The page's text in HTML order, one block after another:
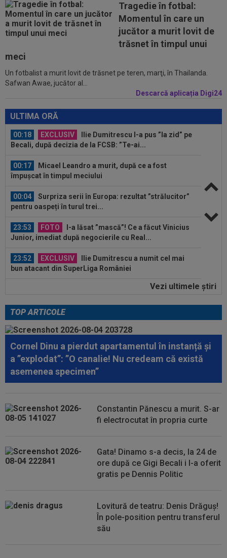
Tragedie în fotbal:
Momentul în care un
jucător a murit lovit de
trăsnet în timpul unui
meci
Un fotbalist a murit lovit de trăsnet pe teren, marţi, în Thailanda.
Safwan Awae, jucător al...
Descarcă aplicația Digi24
ULTIMA ORĂ
23:52 EXCLUSIV
Ilie Dumitrescu a numit cel mai
bun atacant din SuperLiga României
Surpriza din preliminariile Champions League
le-a rupt seria de victorii...
00:22 EXCLUSIV Dan Petrescu s-a decis
00:18 EXCLUSIV
Ilie Dumitrescu l-a pus ”la zid” pe
Becali, după decizia de la FCSB: ”Te-ai...
00:17
Micael Leandro a murit, după ce a fost
împușcat în timpul meciului
00:04
Surpriza serii în Europa: rezultat ”strălucitor”
pentru oaspeți în turul trei...
23:53 FOTO
I-a lăsat ”mască”! Ce a făcut Vinicius
Junior, imediat după negocierile cu Real...
23:52 EXCLUSIV
Ilie Dumitrescu a numit cel mai
bun atacant din SuperLiga României
Surpriza din preliminariile Champions League
00:22 EXCLUSIV Dan Petrescu s-a decis
00:19 Jovo Lukic e în fața transferului carierei
00:18 EXCLUSIV
Ilie Dumitrescu l-a pus ”la zid” pe
00:17
Micael Leandro a murit, după ce a fost
împușcat în timpul meciului
pentru oaspeți în turul trei...
Vezi ultimele ştiri
TOP ARTICOLE
Cornel Dinu a pierdut apartamentul în instanță și
a ”explodat”: ”O canalie! Nu credeam că există
asemenea specimen”
Constantin Pănescu a murit. S-ar
fi electrocutat în propria curte
Gata! Dinamo s-a decis, la 24 de
ore după ce Gigi Becali i l-a oferit
gratis pe Dennis Politic
Lovitură de teatru: Denis Drăguș!
În pole-position pentru transferul
său